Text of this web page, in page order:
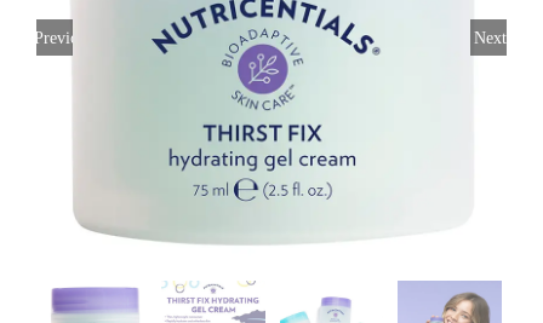
Previous Next